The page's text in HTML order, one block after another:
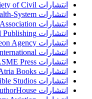
انتشارات American Society of Civil
انتشارات American Society of Health-System
انتشارات American Water Works Association
انتشارات Andrews McMeel Publishing
انتشارات Applied Sturgeon Agency
انتشارات ASM International
انتشارات ASME Press
انتشارات Atria Books
انتشارات Audible Studios
انتشارات AuthorHouse